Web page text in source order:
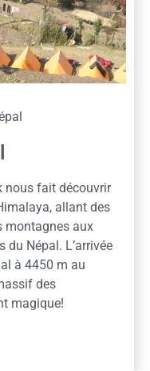
nous fait découvrir
allant des
montagnes aux
du Népal. L’arrivée
à 4450 m au
des
magique!